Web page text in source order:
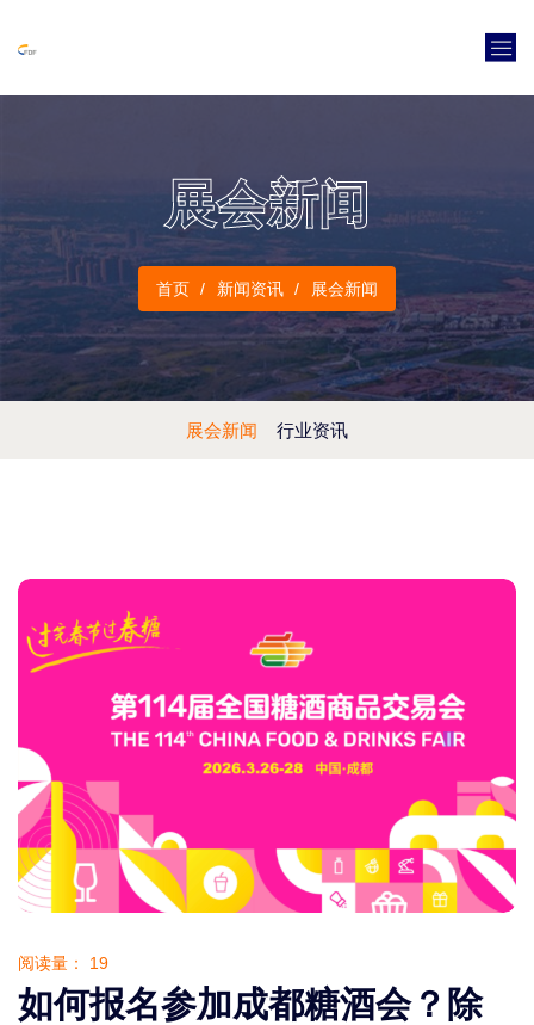
展会新闻
首页 新闻资讯 展会新闻
展会新闻 行业资讯
阅读量： 19
如何报名参加成都糖酒会？除